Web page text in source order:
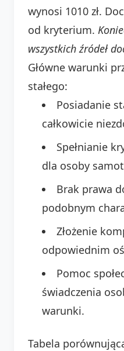
wynosi 1010 zł.
od kryterium.
wszystkich źródeł
Główne warunki
stałego:
Posiadanie
całkowicie
Spełnianie
dla osoby
Brak prawa
podobnym
Złożenie
odpowiednim
Pomoc
świadczenia
warunki.
Tabela